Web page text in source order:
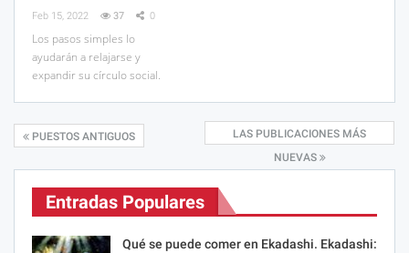
Feb 15, 2022 37 0
Los pasos simples lo
ayudarán a relajarse y
expandir su círculo social.
PUESTOS ANTIGUOS
LAS PUBLICACIONES MÁS
NUEVAS
Entradas Populares
Qué se puede comer en Ekadashi. Ekadashi: